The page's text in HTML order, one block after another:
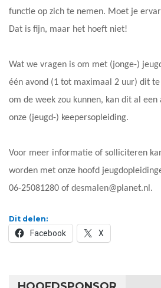
functie op zich te nemen. Moet je
Dat is fijn, maar het hoeft niet!
Wat we vragen is om met (jonge-)
één avond (1 tot maximaal 2 uur) dit
om de week zou kunnen, kan dit al
onze (jeugd-) keepersopleiding.
Voor meer informatie of solliciteren
worden met onze hoofd
06-25081280 of desmalen@planet.nl.
Dit delen:
Facebook X